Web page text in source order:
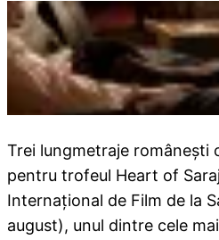
Trei lungmetraje româneşti
pentru trofeul Heart of
Internaţional de Film de la
august), unul dintre cele